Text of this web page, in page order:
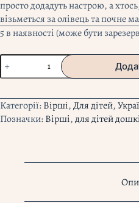
просто додадуть настрою, а
візьметься за олівець та почне
5 в наявності (може бути
"Щасливі
віршенята"
Череп-
Пероганич
кількість
Категорії:Вірші,Для дітей,
Позначки:Вірші,для дітей